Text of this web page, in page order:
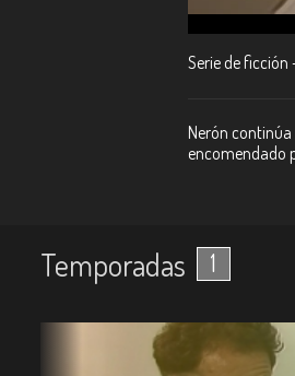
Serie de ficción
Nerón
encomendado
Temporadas 1